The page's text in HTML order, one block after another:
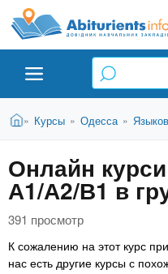
A
b
i
t
u
r
п
р
в
о
н
и
к
У
ч
Вузы
В
д
е
с
ь
Главная
» Курсы » Одесса »
Онлайн
А1/А2/В1 в
391 просмотр
К сожалению на этот курс
нас есть другие курсы с